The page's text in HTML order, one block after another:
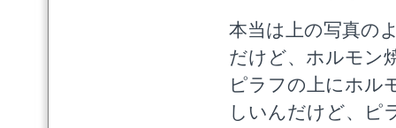
本当は上の写真の
だけど、ホルモン
ピラフの上にホル
しいんだけど、ピ